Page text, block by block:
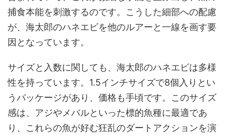
捕食本能を刺激するのです。こうした細部への配慮
が、海太郎のハネエビを他のルアーと一線を画す要
因となっています。
サイズと入数に関しても、海太郎のハネエビは多様
性を持っています。1.5インチサイズで8個入りとい
うパッケージがあり、価格も手頃です。このサイズ
感は、アジやメバルといった標的魚種に最適であ
り、これらの魚が好む狂乱のダートアクションを演